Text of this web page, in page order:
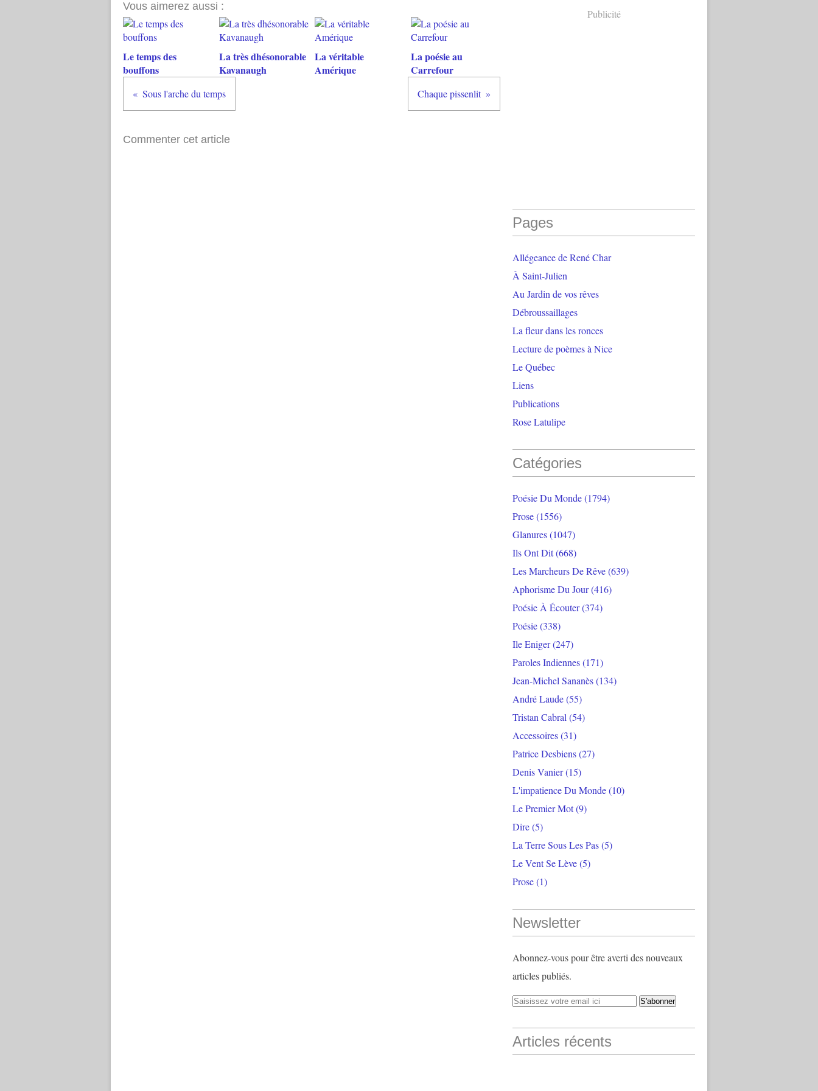
Vous aimerez aussi :
Le temps des
bouffons
La très dhésonorable
Kavanaugh
La véritable
Amérique
La poésie au
Carrefour
Sous l'arche du temps Chaque pissenlit
Commenter cet article
Publicité
Pages
Allégeance de René Char
À Saint-Julien
Au Jardin de vos rêves
Débroussaillages
La fleur dans les ronces
Lecture de poèmes à Nice
Le Québec
Liens
Publications
Rose Latulipe
Catégories
Poésie Du Monde(1794)
Prose(1556)
Glanures(1047)
Ils Ont Dit(668)
Les Marcheurs De Rêve(639)
Aphorisme Du Jour(416)
Poésie À Écouter(374)
Poésie(338)
Ile Eniger(247)
Paroles Indiennes(171)
Jean-Michel Sananès(134)
André Laude(55)
Tristan Cabral (54)
Accessoires(31)
Patrice Desbiens(27)
Denis Vanier(15)
L'impatience Du Monde(10)
Le Premier Mot(9)
Dire(5)
La Terre Sous Les Pas(5)
Le Vent Se Lève(5)
Prose(1)
Newsletter
Abonnez-vous pour être averti des nouveaux
articles publiés.
Articles récents